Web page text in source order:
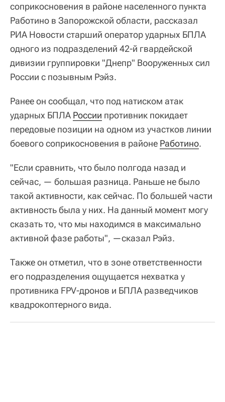
соприкосновения в районе населенного пункта
Работино в Запорожской области, рассказал
РИА Новости старший оператор ударных БПЛА
одного из подразделений 42-й гвардейской
дивизии группировки "Днепр" Вооруженных сил
России с позывным Рэйз.
Ранее он сообщал, что под натиском атак
ударных БПЛА России противник покидает
передовые позиции на одном из участков линии
боевого соприкосновения в районе Работино.
"Если сравнить, что было полгода назад и
сейчас, — большая разница. Раньше не было
такой активности, как сейчас. По большей части
активность была у них. На данный момент могу
сказать то, что мы находимся в максимально
активной фазе работы", —сказал Рэйз.
Также он отметил, что в зоне ответственности
его подразделения ощущается нехватка у
противника FPV-дронов и БПЛА разведчиков
квадрокоптерного вида.